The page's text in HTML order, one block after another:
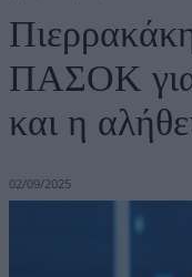
ΠΑΣΟΚ για
και η
02/09/2025